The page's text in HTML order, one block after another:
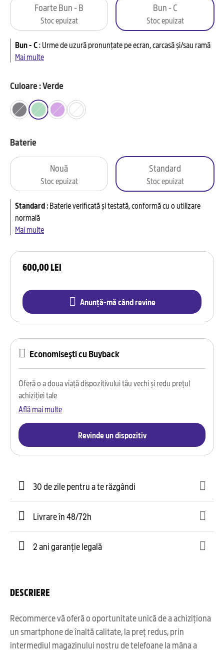
600,00 LEI
Anunță-mă când revine
Foarte Bun - B
Stoc epuizat
Bun - C
Stoc epuizat
Bun - C:Urme de uzură pronunțate pe ecran, carcasă și/sau ramă
Mai multe
Culoare : Verde
Baterie
Nouă
Stoc epuizat
Standard
Stoc epuizat
Standard:Baterie verificată și testată, conformă cu o utilizare
normală
Mai multe
Economisești cu Buyback
Oferă o a doua viață dispozitivului tău vechi și redu prețul
achiziției tale
Află mai multe
Revinde un dispozitiv
30 de zile pentru a te răzgândi
Livrare în 48/72h
2 ani garanție legală
DESCRIERE
Recommerce vă oferă o oportunitate unică de a achiziționa
un smartphone de înaltă calitate, la preț redus, prin
intermediul magazinului nostru de telefoane la mâna a